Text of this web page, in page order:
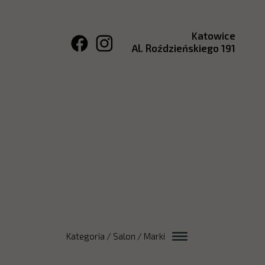
Katowice
Al. Roździeńskiego 191
Kategoria / Salon / Marki